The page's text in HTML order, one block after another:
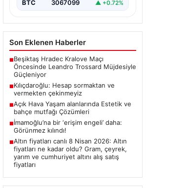
BTC 3067099 ▲ +0.72%
Son Eklenen Haberler
■Beşiktaş Hradec Kralove Maçı
Öncesinde Leandro Trossard Müjdesiyle
Güçleniyor
■Kılıçdaroğlu: Hesap sormaktan ve
vermekten çekinmeyiz
■Açık Hava Yaşam alanlarında Estetik ve
bahçe mutfağı Çözümleri
■İmamoğlu’na bir ‘erişim engeli’ daha:
Görünmez kılındı!
■Altın fiyatları canlı 8 Nisan 2026: Altın
fiyatları ne kadar oldu? Gram, çeyrek,
yarım ve cumhuriyet altını alış satış
fiyatları